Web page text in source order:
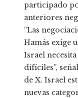
participado
anteriores
“Las
Hamás exige
Israel
difíciles”,
de X. Israel
nuevas